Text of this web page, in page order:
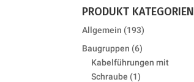
PRODUKT KATEGORIEN
Allgemein 193193
products
Baugruppen 66
products
Kabelführungen mit
Schraube
11